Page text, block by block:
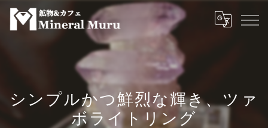
シンプルかつ鮮烈な輝き、ツァ
ボライトリング